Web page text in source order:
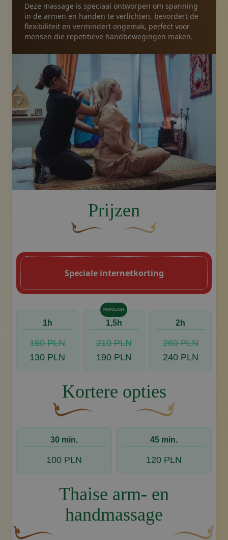
Deze massage is speciaal ontworpen om spanning
in de armen en handen te verlichten, bevordert de
flexibiliteit en vermindert ongemak, perfect voor
mensen die repetitieve handbewegingen maken.
Prijzen
Speciale internetkorting
1h
150 PLN
130 PLN
POPULAIR
1,5h
210 PLN
190 PLN
2h
260 PLN
240 PLN
Kortere opties
30 min.
100 PLN
45 min.
120 PLN
Thaise arm- en
handmassage